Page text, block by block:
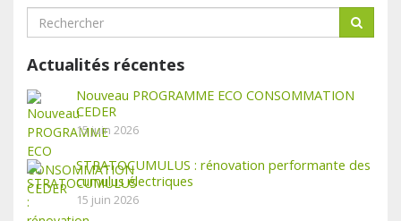
Actualités récentes
Nouveau PROGRAMME ECO CONSOMMATION
CEDER
15 juin 2026
STRATOCUMULUS : rénovation performante des
cumulus électriques
15 juin 2026